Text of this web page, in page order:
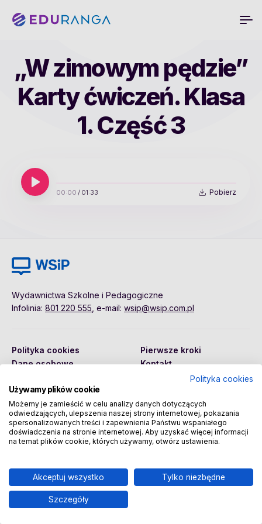
„W zimowym pędzie”
Karty ćwiczeń. Klasa
1. Część 3
00:00 / 01:33 Pobierz
Wydawnictwa Szkolne i Pedagogiczne
Infolinia: 801 220 555 , e-mail: wsip@wsip.com.pl
Polityka cookies
Dane osobowe
Pierwsze kroki
Kontakt
Copyright © 2026 Wydawnictwa Szkolne i Pedagogiczne
Spółka Akcyjna
Polityka cookies
Używamy plików cookie
Możemy je zamieścić w celu analizy danych dotyczących
odwiedzających, ulepszenia naszej strony internetowej, pokazania
spersonalizowanych treści i zapewnienia Państwu wspaniałego
doświadczenia na stronie internetowej. Aby uzyskać więcej informacji
na temat plików cookie, których używamy, otwórz ustawienia.
Akceptuj wszystko Tylko niezbędne
Szczegóły